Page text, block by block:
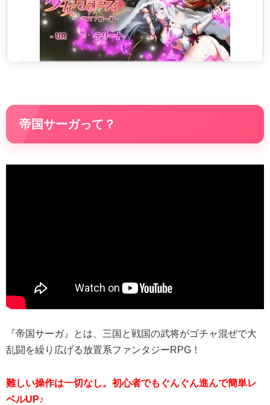
帝国サーガって？
『帝国サーガ』とは、三国と戦国の武将がゴチャ混ぜで大
乱闘を繰り広げる放置系ファンタジーRPG！
難しい操作は一切なし。初心者でもぐんぐん進んで簡単レ
ベルUP♪